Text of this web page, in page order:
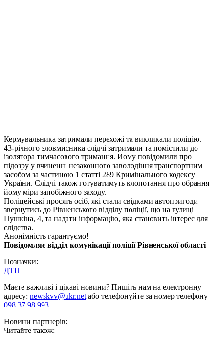
Кермувальника затримали перехожі та викликали поліцію.
43-річного зловмисника слідчі затримали та помістили до
ізолятора тимчасового тримання. Йому повідомили про
підозру у вчиненні незаконного заволодіння транспортним
засобом за частиною 1 статті 289 Кримінального кодексу
України. Слідчі також готуватимуть клопотання про обрання
йому міри запобіжного заходу.
Поліцейські просять осіб, які стали свідками автопригоди
звернутись до Рівненського відділу поліції, що на вулиці
Пушкіна, 4, та надати інформацію, яка становить інтерес для
слідства.
Анонімність гарантуємо!
Повідомляє відділ комунікації поліції Рівненської області
Позначки:
ДТП
Маєте важливі і цікаві новини? Пишіть нам на електронну
адресу: newskvv@ukr.netабо телефонуйте за номер телефону
098 37 98 993.
Новини партнерів:
Читайте також: